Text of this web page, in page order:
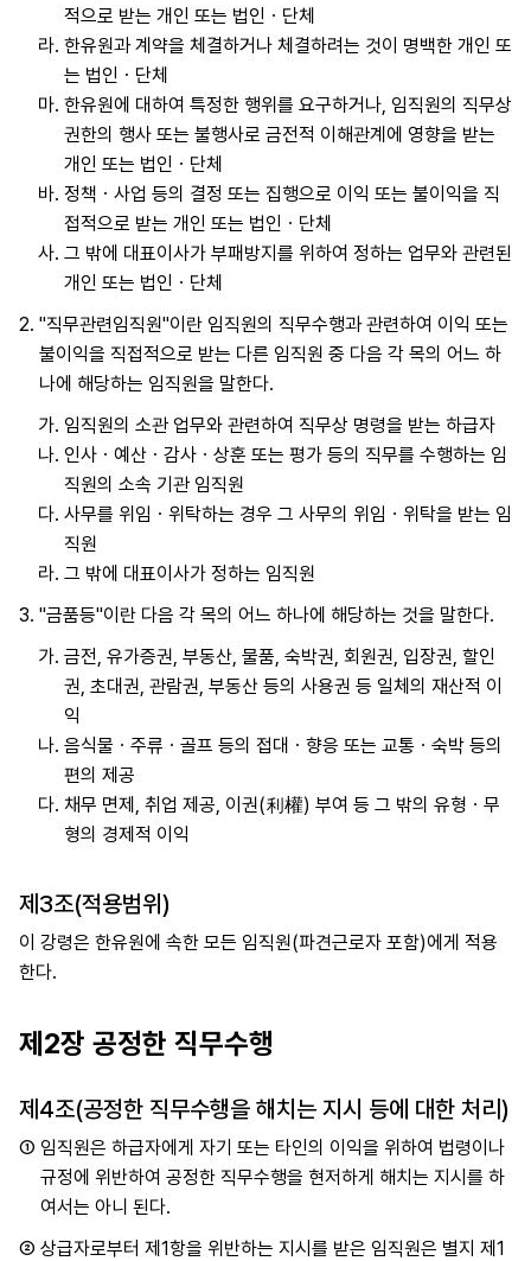
적으로 받는 개인 또는 법인ㆍ단체
라. 한유원과 계약을 체결하거나 체결하려는 것이 명백한 개인 또
는 법인ㆍ단체
마. 한유원에 대하여 특정한 행위를 요구하거나, 임직원의 직무상
권한의 행사 또는 불행사로 금전적 이해관계에 영향을 받는
개인 또는 법인ㆍ단체
바. 정책ㆍ사업 등의 결정 또는 집행으로 이익 또는 불이익을 직
접적으로 받는 개인 또는 법인ㆍ단체
사. 그 밖에 대표이사가 부패방지를 위하여 정하는 업무와 관련된
개인 또는 법인ㆍ단체
2. "직무관련임직원"이란 임직원의 직무수행과 관련하여 이익 또는
불이익을 직접적으로 받는 다른 임직원 중 다음 각 목의 어느 하
나에 해당하는 임직원을 말한다.
가. 임직원의 소관 업무와 관련하여 직무상 명령을 받는 하급자
나. 인사ㆍ예산ㆍ감사ㆍ상훈 또는 평가 등의 직무를 수행하는 임
직원의 소속 기관 임직원
다. 사무를 위임ㆍ위탁하는 경우 그 사무의 위임ㆍ위탁을 받는 임
직원
라. 그 밖에 대표이사가 정하는 임직원
3. "금품등"이란 다음 각 목의 어느 하나에 해당하는 것을 말한다.
가. 금전, 유가증권, 부동산, 물품, 숙박권, 회원권, 입장권, 할인
권, 초대권, 관람권, 부동산 등의 사용권 등 일체의 재산적 이
익
나. 음식물ㆍ주류ㆍ골프 등의 접대ㆍ향응 또는 교통ㆍ숙박 등의
편의 제공
다. 채무 면제, 취업 제공, 이권(利權) 부여 등 그 밖의 유형ㆍ무
형의 경제적 이익
제3조(적용범위)
이 강령은 한유원에 속한 모든 임직원(파견근로자 포함)에게 적용
한다.
제2장 공정한 직무수행
제4조(공정한 직무수행을 해치는 지시 등에 대한 처리)
① 임직원은 하급자에게 자기 또는 타인의 이익을 위하여 법령이나
규정에 위반하여 공정한 직무수행을 현저하게 해치는 지시를 하
여서는 아니 된다.
② 상급자로부터 제1항을 위반하는 지시를 받은 임직원은 별지 제1